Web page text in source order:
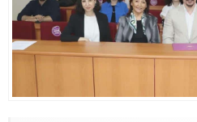
Küçük işletmeler büyük